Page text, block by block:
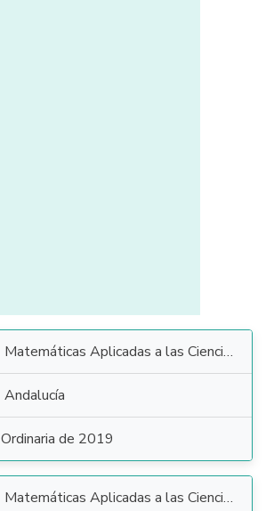
Matemáticas Aplicadas a las Ciencias Sociales
Andalucía
Ordinaria de 2019
Matemáticas Aplicadas a las Ciencias Sociales